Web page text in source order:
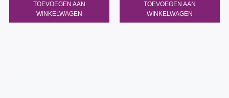
TOEVOEGEN AAN
WINKELWAGEN
TOEVOEGEN AAN
WINKELWAGEN